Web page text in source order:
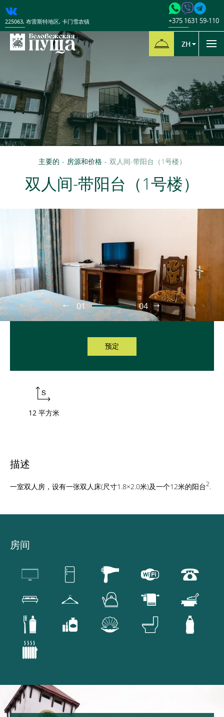
+375 1631 59-110
225063, 布雷斯特地区, 卡门雪农镇
ZH
主要的 - 房源和价格 - 双人间-带阳台（1号楼）
双人间-带阳台（1号楼）
01 04
预定
12 平方米
描述
一室双人房，设有一张双人床(尺寸1.8×2.0米)及一个12米的阳台2.
房间